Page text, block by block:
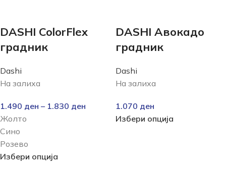
DASHI ColorFlex
градник
Dashi
На залиха
1.490 ден – 1.830 ден
Жолто
Сино
Розево
Избери опција
DASHI Авокадо
градник
Dashi
На залиха
1.070 ден
Избери опција